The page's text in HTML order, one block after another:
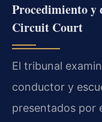
Procedimiento y
Circuit Court
El tribunal
conductor y
presentados por